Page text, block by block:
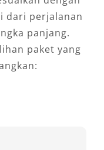
Kami
dalam
semua
yang sama—
dari perjalanan
panjang.
paket yang